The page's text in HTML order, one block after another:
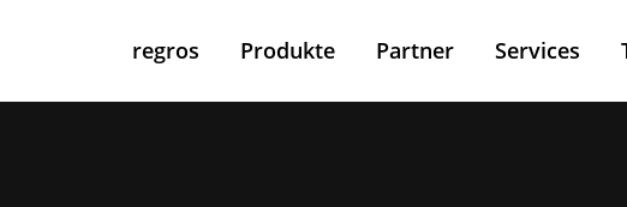
regros Produkte Partner Services